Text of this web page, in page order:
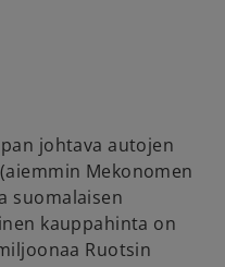
johtava autojen
Mekonomen
suomalaisen
kauppahinta on
Ruotsin